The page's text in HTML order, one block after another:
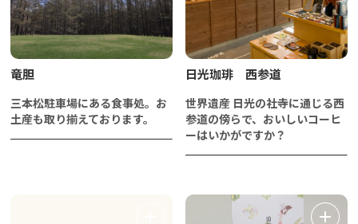
竜胆
三本松駐車場にある食事処。お
土産も取り揃えております。
日光珈琲 西参道
世界遺産 日光の社寺に通じる西
参道の傍らで、おいしいコーヒ
ーはいかがですか？